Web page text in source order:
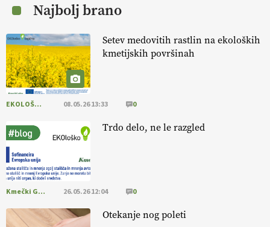
Najbolj brano
Setev medovitih rastlin na ekoloških
kmetijskih površinah
EKOLOŠKO LOGIČNO 08.05.26 13:33 0
Trdo delo, ne le razgled
Kmečki Glas 26.05.26 12:04 0
Otekanje nog poleti